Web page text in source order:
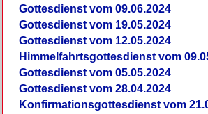
Gottesdienst vom 09.06.2024
Gottesdienst vom 19.05.2024
Gottesdienst vom 12.05.2024
Himmelfahrtsgottesdienst vom
Gottesdienst vom 05.05.2024
Gottesdienst vom 28.04.2024
Konfirmationsgottesdienst vom